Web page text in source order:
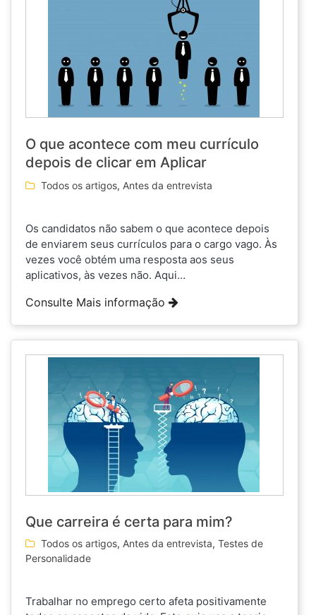
O que acontece com meu currículo
depois de clicar em Aplicar
Todos os artigos, Antes da entrevista
Os candidatos não sabem o que acontece depois
de enviarem seus currículos para o cargo vago. Às
vezes você obtém uma resposta aos seus
aplicativos, às vezes não. Aqui…
Consulte Mais informação
Que carreira é certa para mim?
Todos os artigos, Antes da entrevista, Testes de
Personalidade
Trabalhar no emprego certo afeta positivamente